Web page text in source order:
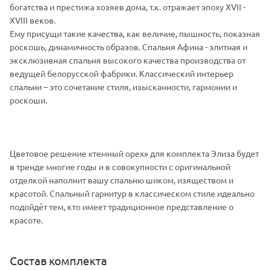
богатства и престижа хозяев дома, т.к. отражает эпоху XVII -
XVIII веков.
Ему присущи такие качества, как величие, пышность, показная
роскошь, динамичность образов. Спальня Афина - элитная и
эксклюзивная спальня высокого качества производства от
ведущей белорусской фабрики. Классический интерьер
спальни – это сочетание стиля, изысканности, гармонии и
роскоши.
Цветовое решение «темный орех» для комплекта Элиза будет
в тренде многие годы и в совокупности с оригинальной
отделкой наполнит вашу спальню шиком, изяществом и
красотой. Спальный гарнитур в классическом стиле идеально
подойдёт тем, кто имеет традиционное представление о
красоте.
Состав комплекта